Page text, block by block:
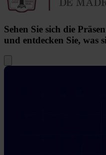
Sehen Sie sich die
und entdecken Sie, was